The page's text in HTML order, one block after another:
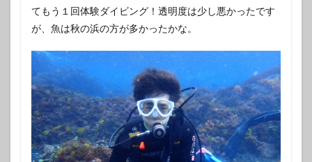
てもう１回体験ダイビング！透明度は少し悪かったです
が、魚は秋の浜の方が多かったかな。